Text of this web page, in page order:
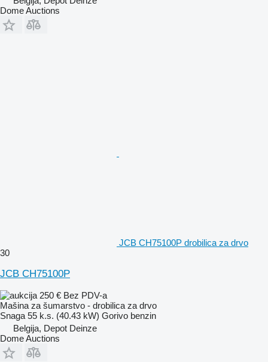
Dome Auctions
JCB CH75100P drobilica za drvo
30
JCB CH75100P
250 € Bez PDV-a
Mašina za šumarstvo - drobilica za drvo
Snaga 55 k.s. (40.43 kW) Gorivo benzin
Belgija, Depot Deinze
Dome Auctions